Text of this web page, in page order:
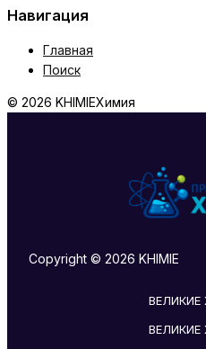
Навигация
Главная
Поиск
© 2026 KHIMIEХимия
Copyright © 2026 KHIMIE
ВЕЛИКИЕ
ВЕЛИКИЕ